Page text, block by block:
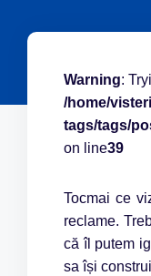
Warning:
/home/
tags/tags/
on line39
Tocmai ce
reclame.
că îl putem
sa își